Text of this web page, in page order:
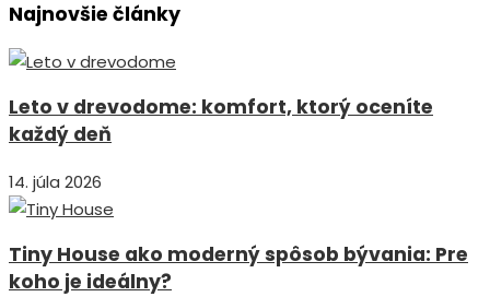
Najnovšie články
Leto v drevodome: komfort, ktorý oceníte
každý deň
14. júla 2026
Tiny House ako moderný spôsob bývania: Pre
koho je ideálny?